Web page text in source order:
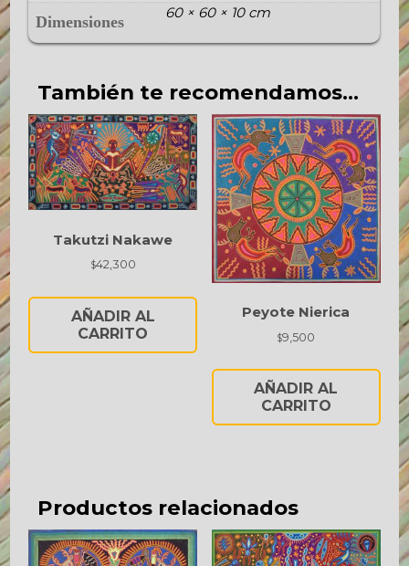
Dimensiones
60 × 60 × 10 cm
También te recomendamos…
Takutzi Nakawe
$42,300
AÑADIR AL
CARRITO
Peyote Nierica
$9,500
AÑADIR AL
CARRITO
Productos relacionados